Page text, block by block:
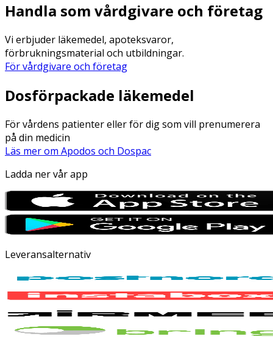
Handla som vårdgivare och företag
Vi erbjuder läkemedel, apoteksvaror,
förbrukningsmaterial och utbildningar.
För vårdgivare och företag
Dosförpackade läkemedel
För vårdens patienter eller för dig som vill prenumerera
på din medicin
Läs mer om Apodos och Dospac
Ladda ner vår app
Leveransalternativ